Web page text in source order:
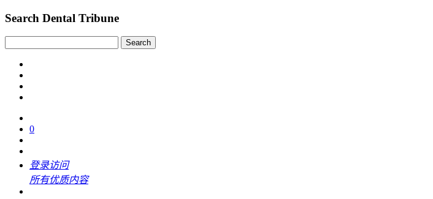
Search Dental Tribune
0
登录访问
所有优质内容